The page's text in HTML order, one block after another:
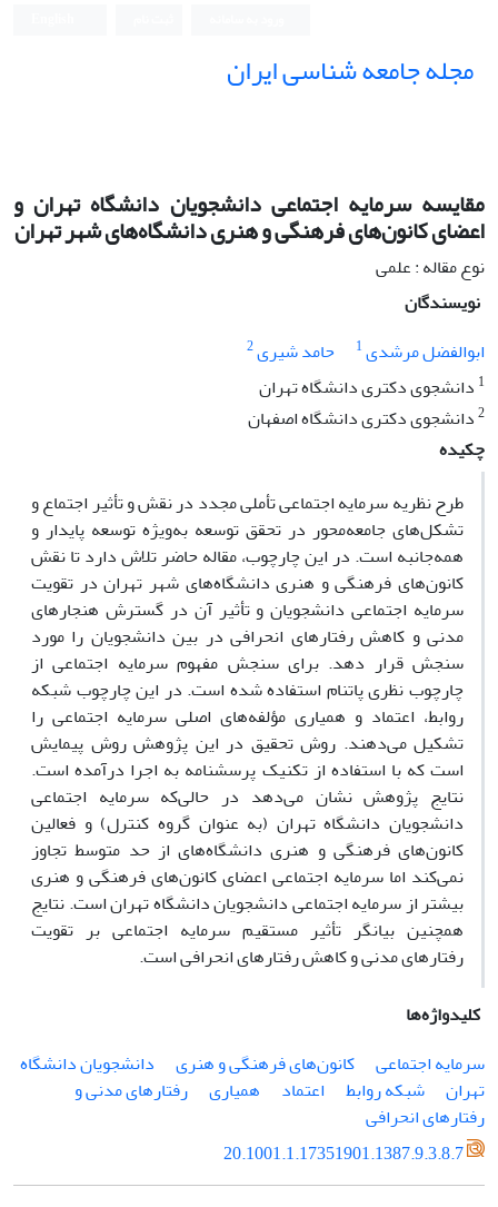
مجله جامعه شناسی ایران
مقایسه سرمایه اجتماعی دانشجویان دانشگاه تهران و
اعضای کانون‌های فرهنگی و هنری دانشگاه‌های شهر تهران
نوع مقاله : علمی
نویسندگان
ابوالفضل مرشدی1 حامد شیری2
1 دانشجوی دکتری دانشگاه تهران
2دانشجوی دکتری دانشگاه اصفهان
چکیده
طرح نظریه سرمایه اجتماعی تأملی مجدد در نقش و تأثیر اجتماع و
تشکل‌های جامعه‌محور در تحقق توسعه به‌ویژه توسعه پایدار و
همه‌جانبه است. در این چارچوب، مقاله حاضر تلاش دارد تا نقش
کانون‌های فرهنگی و هنری دانشگاه‌های شهر تهران در تقویت
سرمایه اجتماعی دانشجویان و تأثیر آن در گسترش هنجارهای
مدنی و کاهش رفتارهای انحرافی در بین دانشجویان را مورد
سنجش قرار دهد. برای سنجش مفهوم سرمایه اجتماعی از
چارچوب نظری پاتنام استفاده شده است. در این چارچوب شبکه
روابط، اعتماد و همیاری مؤلفه‌های اصلی سرمایه اجتماعی را
تشکیل می‌دهند. روش تحقیق در این پژوهش روش پیمایش
است که با استفاده از تکنیک پرسشنامه به اجرا درآمده است.
نتایج پژوهش نشان می‌دهد در حالی‌که سرمایه اجتماعی
دانشجویان دانشگاه تهران (به عنوان گروه کنترل) و فعالین
کانون‌های فرهنگی و هنری دانشگاه‌های از حد متوسط تجاوز
نمی‌کند اما سرمایه اجتماعی اعضای کانون‌های فرهنگی و هنری
بیشتر از سرمایه اجتماعی دانشجویان دانشگاه تهران است. نتایج
همچنین بیانگر تأثیر مستقیم سرمایه اجتماعی بر تقویت
رفتارهای مدنی و کاهش رفتارهای انحرافی است.
کلیدواژه‌ها
سرمایه اجتماعی
کانون‌های فرهنگی و هنری
دانشجویان دانشگاه
تهران
شبکه روابط اعتماد همیاری
رفتارهای مدنی و
رفتارهای انحرافی
20.1001.1.17351901.1387.9.3.8.7